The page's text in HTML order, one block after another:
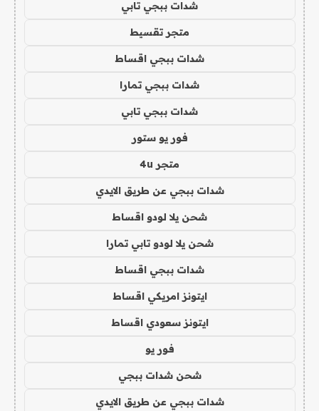
شدات ببجي تابي
متجر تقسيط
شدات ببجي اقساط
شدات ببجي تمارا
شدات ببجي تابي
فور يو ستور
متجر 4u
شدات ببجي عن طريق الايدي
شحن يلا لودو اقساط
شحن يلا لودو تابي تمارا
شدات ببجي اقساط
ايتونز امريكي اقساط
ايتونز سعودي اقساط
فور يو
شحن شدات ببجي
شدات ببجي عن طريق الايدي